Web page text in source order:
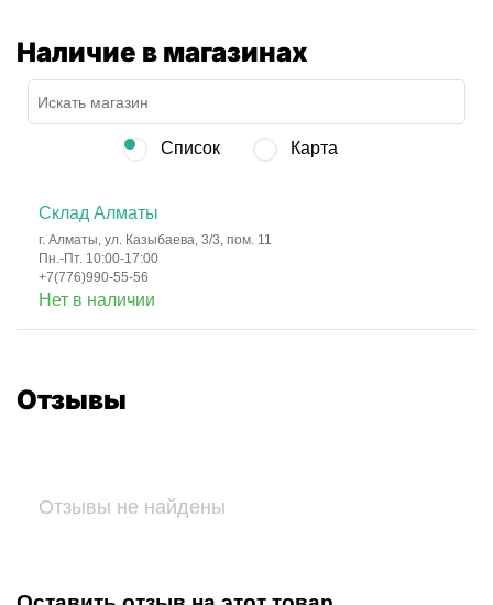
Наличие в магазинах
Список Карта
Склад Алматы
г. Алматы, ул. Казыбаева, 3/3, пом. 11
Пн.-Пт. 10:00-17:00
+7(776)990-55-56
Нет в наличии
Отзывы
Отзывы не найдены